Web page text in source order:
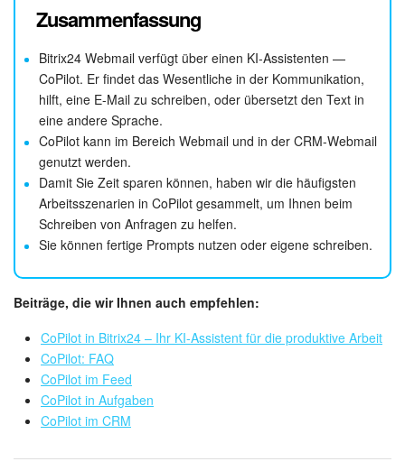
Zusammenfassung
Bitrix24 Webmail verfügt über einen KI-Assistenten —
CoPilot. Er findet das Wesentliche in der Kommunikation,
hilft, eine E-Mail zu schreiben, oder übersetzt den Text in
eine andere Sprache.
CoPilot kann im Bereich Webmail und in der CRM-Webmail
genutzt werden.
Damit Sie Zeit sparen können, haben wir die häufigsten
Arbeitsszenarien in CoPilot gesammelt, um Ihnen beim
Schreiben von Anfragen zu helfen.
Sie können fertige Prompts nutzen oder eigene schreiben.
Beiträge, die wir Ihnen auch empfehlen:
CoPilot in Bitrix24 – Ihr KI-Assistent für die produktive Arbeit
CoPilot: FAQ
CoPilot im Feed
CoPilot in Aufgaben
CoPilot im CRM